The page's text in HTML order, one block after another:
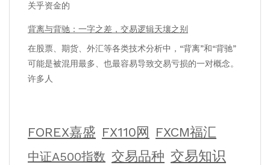
关乎资金的
背离与背驰：一字之差，交易逻辑天壤之别
在股票、期货、外汇等各类技术分析中，“背离”和“背驰”
可能是被混用最多、也最容易导致交易亏损的一对概念。
许多人
FOREX嘉盛 FX110网 FXCM福汇
中证A500指数 交易品种 交易知识